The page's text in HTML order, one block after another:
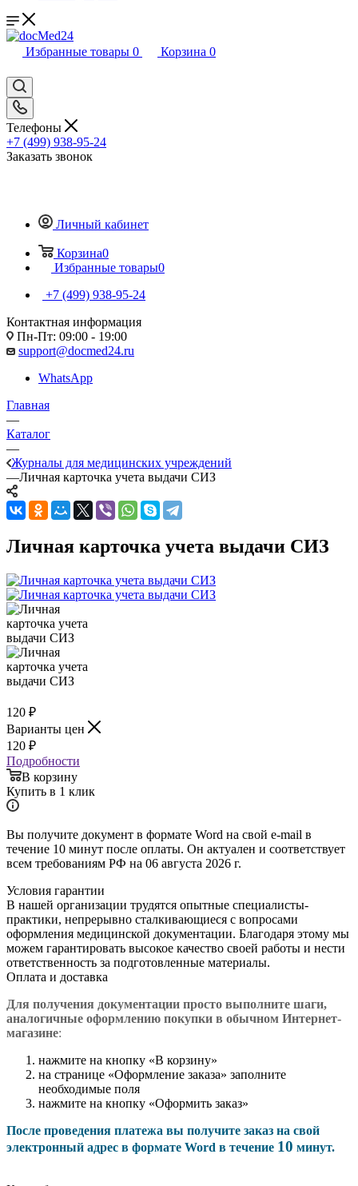
Избранные товары 0 Корзина 0
Телефоны
+7 (499) 938-95-24
Заказать звонок
Личный кабинет
Корзина0
Избранные товары0
+7 (499) 938-95-24
Контактная информация
Пн-Пт: 09:00 - 19:00
support@docmed24.ru
WhatsApp
Главная
—
Каталог
—
Журналы для медицинских учреждений
—Личная карточка учета выдачи СИЗ
Личная карточка учета выдачи СИЗ
120 ₽
Варианты цен
120 ₽
Подробности
В корзину
Купить в 1 клик
Вы получите документ в формате Word на свой e-mail в
течение 10 минут после оплаты. Он актуален и соответствует
всем требованиям РФ на 06 августа 2026 г.
Условия гарантии
В нашей организации трудятся опытные специалисты-
практики, непрерывно сталкивающиеся с вопросами
оформления медицинской документации. Благодаря этому мы
можем гарантировать высокое качество своей работы и нести
ответственность за подготовленные материалы.
Оплата и доставка
Для получения документации просто выполните шаги,
аналогичные оформлению покупки в обычном Интернет-
магазине:
нажмите на кнопку «В корзину»
на странице «Оформление заказа» заполните
необходимые поля
нажмите на кнопку «Оформить заказ»
После проведения платежа вы получите заказ на свой
электронный адрес в формате Word в течение 10 минут.